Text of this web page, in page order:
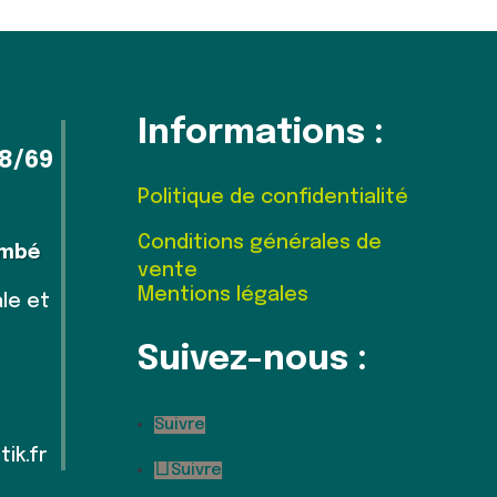
69
et
Informations :
Politique de confidentialité
Conditions générales de
vente
Mentions légales
Suivez-nous :
Suivre
Suivre